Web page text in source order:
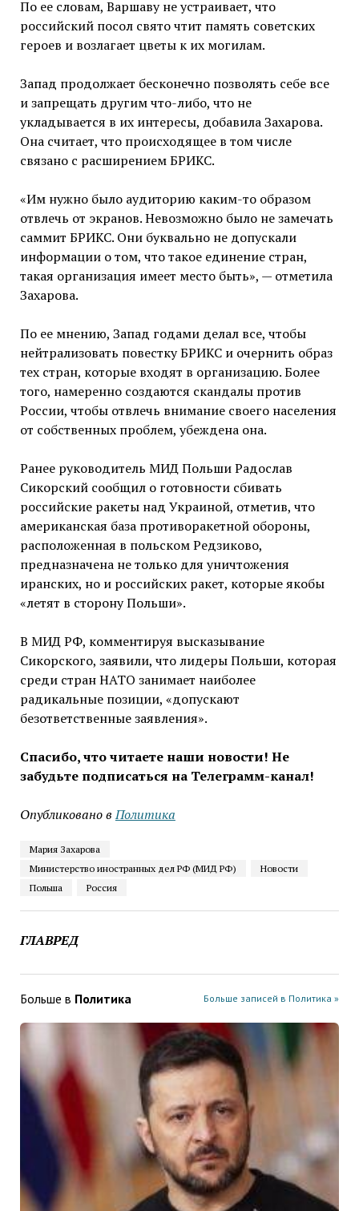
По ее словам, Варшаву не устраивает, что
российский посол свято чтит память советских
героев и возлагает цветы к их могилам.
Запад продолжает бесконечно позволять себе все
и запрещать другим что-либо, что не
укладывается в их интересы, добавила Захарова.
Она считает, что происходящее в том числе
связано с расширением БРИКС.
«Им нужно было аудиторию каким-то образом
отвлечь от экранов. Невозможно было не замечать
саммит БРИКС. Они буквально не допускали
информации о том, что такое единение стран,
такая организация имеет место быть», — отметила
Захарова.
По ее мнению, Запад годами делал все, чтобы
нейтрализовать повестку БРИКС и очернить образ
тех стран, которые входят в организацию. Более
того, намеренно создаются скандалы против
России, чтобы отвлечь внимание своего населения
от собственных проблем, убеждена она.
Ранее руководитель МИД Польши Радослав
Сикорский сообщил о готовности сбивать
российские ракеты над Украиной, отметив, что
американская база противоракетной обороны,
расположенная в польском Редзиково,
предназначена не только для уничтожения
иранских, но и российских ракет, которые якобы
«летят в сторону Польши».
В МИД РФ, комментируя высказывание
Сикорского, заявили, что лидеры Польши, которая
среди стран НАТО занимает наиболее
радикальные позиции, «допускают
безответственные заявления».
Спасибо, что читаете наши новости! Не
забудьте подписаться на Телеграмм-канал!
Опубликовано в Политика
Мария Захарова
Министерство иностранных дел РФ (МИД РФ)
Новости
Польша
Россия
ГЛАВРЕД
Больше в Политика Больше записей в Политика »